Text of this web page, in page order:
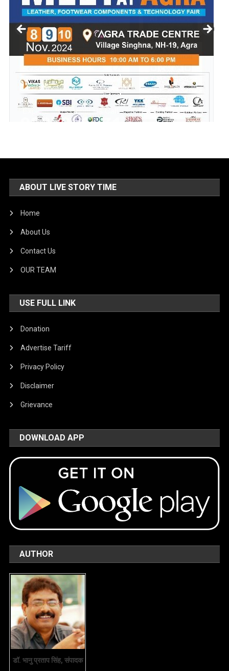
ABOUT LIVE STORY TIME
Home
About Us
Contact Us
OUR TEAM
USE FULL LINK
Donation
Advertise Tariff
Privacy Policy
Disclaimer
Grievance
DOWNLOAD APP
AUTHOR
डॉ. भानु प्रताप सिंह, संपादक